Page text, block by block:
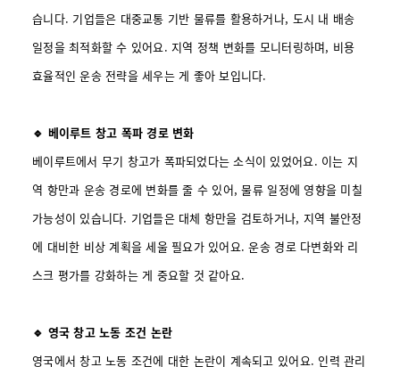
습니다. 기업들은 대중교통 기반 물류를 활용하거나, 도시 내 배송
일정을 최적화할 수 있어요. 지역 정책 변화를 모니터링하며, 비용
효율적인 운송 전략을 세우는 게 좋아 보입니다.
🔹 베이루트 창고 폭파 경로 변화
베이루트에서 무기 창고가 폭파되었다는 소식이 있었어요. 이는 지
역 항만과 운송 경로에 변화를 줄 수 있어, 물류 일정에 영향을 미칠
가능성이 있습니다. 기업들은 대체 항만을 검토하거나, 지역 불안정
에 대비한 비상 계획을 세울 필요가 있어요. 운송 경로 다변화와 리
스크 평가를 강화하는 게 중요할 것 같아요.
🔹 영국 창고 노동 조건 논란
영국에서 창고 노동 조건에 대한 논란이 계속되고 있어요. 인력 관리